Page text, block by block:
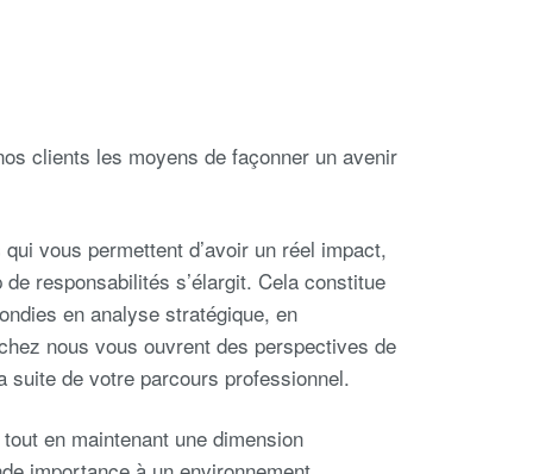
clients les moyens de façonner un avenir
vous permettent d’avoir un réel impact,
responsabilités s’élargit. Cela constitue
en analyse stratégique, en
nous vous ouvrent des perspectives de
suite de votre parcours professionnel.
en maintenant une dimension